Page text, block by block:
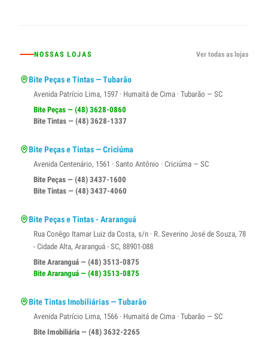
NOSSAS LOJAS Ver todas as lojas
Bite Peças e Tintas — Tubarão
Avenida Patrício Lima, 1597 · Humaitá de Cima · Tubarão — SC
Bite Peças — (48) 3628-0860
Bite Tintas — (48) 3628-1337
Bite Peças e Tintas — Criciúma
Avenida Centenário, 1561 · Santo Antônio · Criciúma — SC
Bite Peças — (48) 3437-1600
Bite Tintas — (48) 3437-4060
Bite Peças e Tintas - Araranguá
Rua Conêgo Itamar Luiz da Costa, s/n · R. Severino José de Souza, 78
- Cidade Alta, Araranguá - SC, 88901-088
Bite Araranguá — (48) 3513-0875
Bite Araranguá — (48) 3513-0875
Bite Tintas Imobiliárias — Tubarão
Avenida Patrício Lima, 1566 · Humaitá de Cima · Tubarão — SC
Bite Imobiliária — (48) 3632-2265